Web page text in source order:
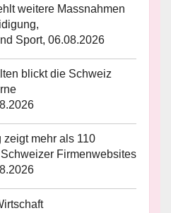
weitere Massnahmen
Sport, 06.08.2026
blickt die Schweiz
zeigt mehr als 110
Firmenwebsites